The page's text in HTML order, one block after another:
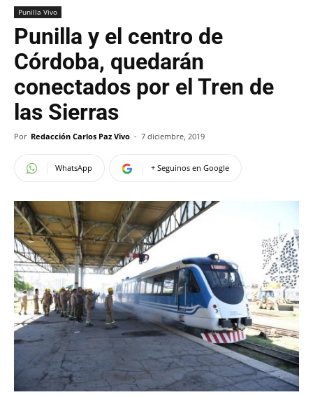
Punilla Vivo
Punilla y el centro de
Córdoba, quedarán
conectados por el Tren de
las Sierras
Por Redacción Carlos Paz Vivo - 7 diciembre, 2019
WhatsApp + Seguinos en Google